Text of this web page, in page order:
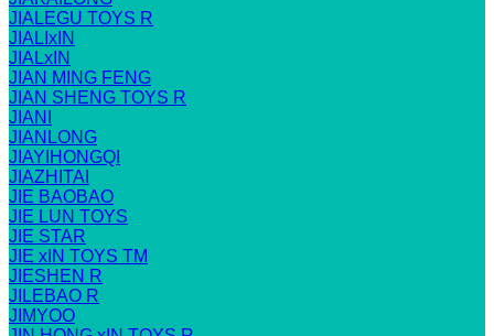
JIALEGU TOYS R
JIALIxIN
JIALxIN
JIAN MING FENG
JIAN SHENG TOYS R
JIANI
JIANLONG
JIAYIHONGQI
JIAZHITAI
JIE BAOBAO
JIE LUN TOYS
JIE STAR
JIE xIN TOYS TM
JIESHEN R
JILEBAO R
JIMYOO